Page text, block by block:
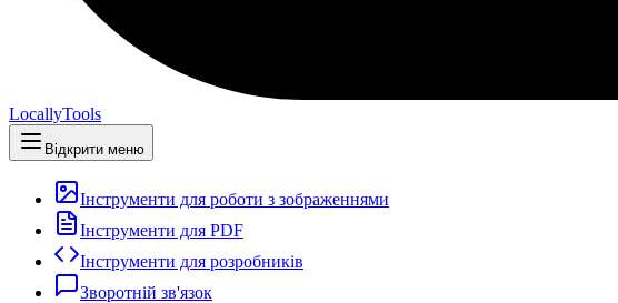
LocallyTools
Відкрити меню
Інструменти для роботи з зображеннями
Інструменти для PDF
Інструменти для розробників
Зворотній зв'язок